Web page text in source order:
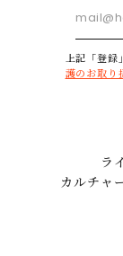
上記「登録
護のお取り
ラ
カルチャ